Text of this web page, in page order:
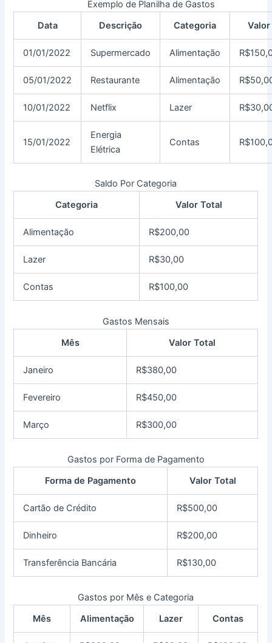
Exemplo de Planilha de Gastos
Data
Descrição Categoria Valor
01/01/2022 Supermercado Alimentação
05/01/2022 Restaurante Alimentação
10/01/2022 Netflix Lazer
15/01/2022
Energia
Elétrica
Contas
Saldo Por Categoria
Categoria
Valor Total
Alimentação R$200,00
Lazer R$30,00
Contas R$100,00
Gastos Mensais
Mês
Valor Total
Janeiro R$380,00
Fevereiro R$450,00
Março R$300,00
Gastos por Forma de Pagamento
Forma de Pagamento
Valor Total
Cartão de Crédito R$500,00
Dinheiro R$200,00
Transferência Bancária R$130,00
Gastos por Mês e Categoria
Mês
Alimentação Lazer Contas